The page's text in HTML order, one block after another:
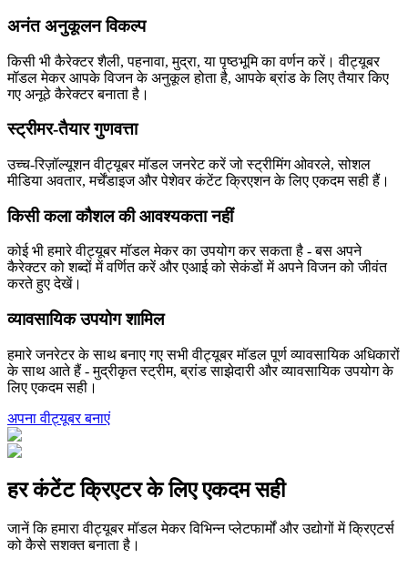
अनंत अनुकूलन विकल्प
किसी भी कैरेक्टर शैली, पहनावा, मुद्रा, या पृष्ठभूमि का वर्णन करें। वीट्यूबर
मॉडल मेकर आपके विजन के अनुकूल होता है, आपके ब्रांड के लिए तैयार किए
गए अनूठे कैरेक्टर बनाता है।
स्ट्रीमर-तैयार गुणवत्ता
उच्च-रिज़ॉल्यूशन वीट्यूबर मॉडल जनरेट करें जो स्ट्रीमिंग ओवरले, सोशल
मीडिया अवतार, मर्चेंडाइज और पेशेवर कंटेंट क्रिएशन के लिए एकदम सही हैं।
किसी कला कौशल की आवश्यकता नहीं
कोई भी हमारे वीट्यूबर मॉडल मेकर का उपयोग कर सकता है - बस अपने
कैरेक्टर को शब्दों में वर्णित करें और एआई को सेकंडों में अपने विजन को जीवंत
करते हुए देखें।
व्यावसायिक उपयोग शामिल
हमारे जनरेटर के साथ बनाए गए सभी वीट्यूबर मॉडल पूर्ण व्यावसायिक अधिकारों
के साथ आते हैं - मुद्रीकृत स्ट्रीम, ब्रांड साझेदारी और व्यावसायिक उपयोग के
लिए एकदम सही।
अपना वीट्यूबर बनाएं
हर कंटेंट क्रिएटर के लिए एकदम सही
जानें कि हमारा वीट्यूबर मॉडल मेकर विभिन्न प्लेटफार्मों और उद्योगों में क्रिएटर्स
को कैसे सशक्त बनाता है।